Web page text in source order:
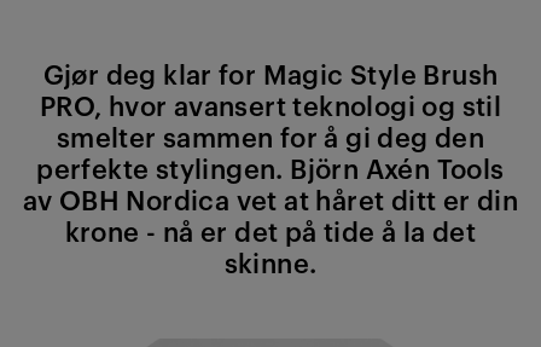
Gjør deg klar for Magic Style Brush
PRO, hvor avansert teknologi og stil
smelter sammen for å gi deg den
perfekte stylingen. Björn Axén Tools
av OBH Nordica vet at håret ditt er din
krone - nå er det på tide å la det
skinne.